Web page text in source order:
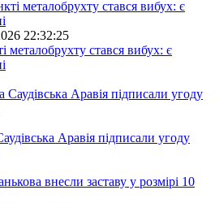
22:32:25
стався вибух: є
Аравія підписали угоду